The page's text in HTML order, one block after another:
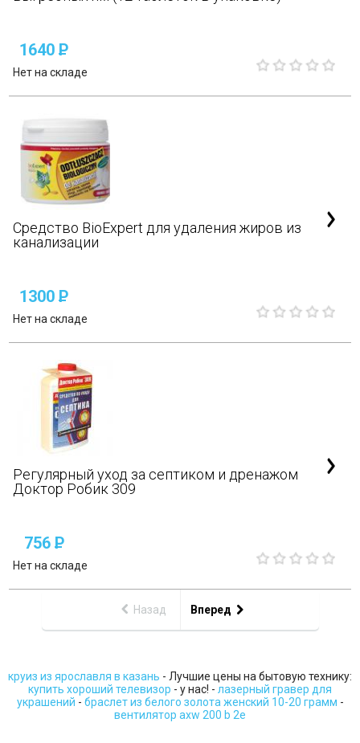
1640P
Нет на складе
Средство BioExpert для удаления жиров из
канализации
1300P
Нет на складе
Регулярный уход за септиком и дренажом
Доктор Робик 309
756 P
Нет на складе
Назад Вперед
круиз из ярославля в казань - Лучшие цены на бытовую технику:
купить хороший телевизор - у нас! - лазерный гравер для
украшений - браслет из белого золота женский 10-20 грамм -
вентилятор axw 200 b 2e